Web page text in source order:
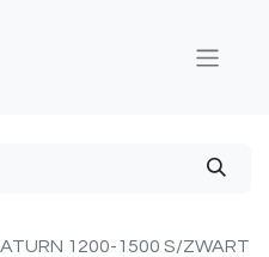
1200-1500 S/ZWART